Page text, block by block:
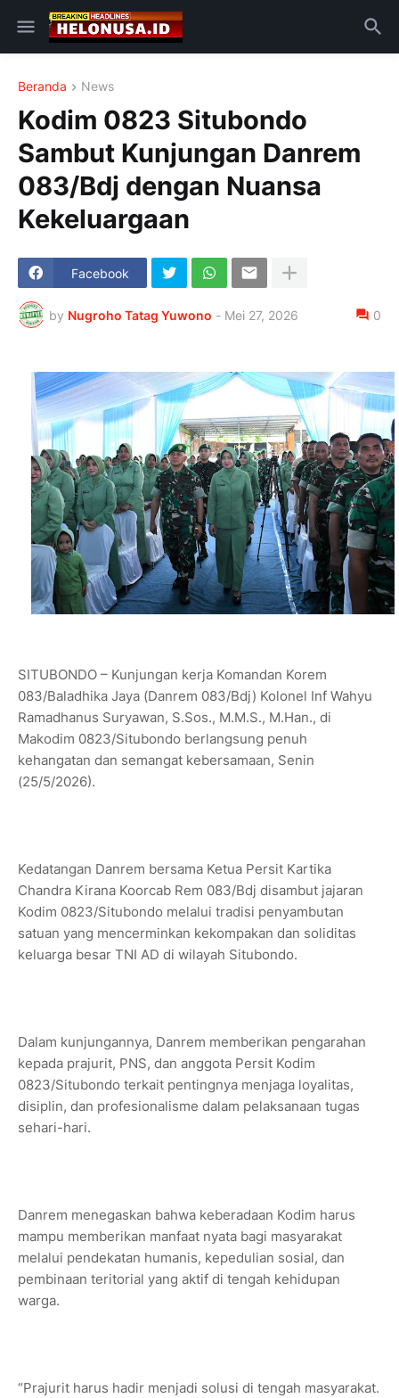
Beranda News
Kodim 0823 Situbondo
Sambut Kunjungan Danrem
083/Bdj dengan Nuansa
Kekeluargaan
Facebook
by Nugroho Tatag Yuwono - Mei 27, 2026 0
SITUBONDO – Kunjungan kerja Komandan Korem
083/Baladhika Jaya (Danrem 083/Bdj) Kolonel Inf Wahyu
Ramadhanus Suryawan, S.Sos., M.M.S., M.Han., di
Makodim 0823/Situbondo berlangsung penuh
kehangatan dan semangat kebersamaan, Senin
(25/5/2026).
Kedatangan Danrem bersama Ketua Persit Kartika
Chandra Kirana Koorcab Rem 083/Bdj disambut jajaran
Kodim 0823/Situbondo melalui tradisi penyambutan
satuan yang mencerminkan kekompakan dan soliditas
keluarga besar TNI AD di wilayah Situbondo.
Dalam kunjungannya, Danrem memberikan pengarahan
kepada prajurit, PNS, dan anggota Persit Kodim
0823/Situbondo terkait pentingnya menjaga loyalitas,
disiplin, dan profesionalisme dalam pelaksanaan tugas
sehari-hari.
Danrem menegaskan bahwa keberadaan Kodim harus
mampu memberikan manfaat nyata bagi masyarakat
melalui pendekatan humanis, kepedulian sosial, dan
pembinaan teritorial yang aktif di tengah kehidupan
warga.
“Prajurit harus hadir menjadi solusi di tengah masyarakat.